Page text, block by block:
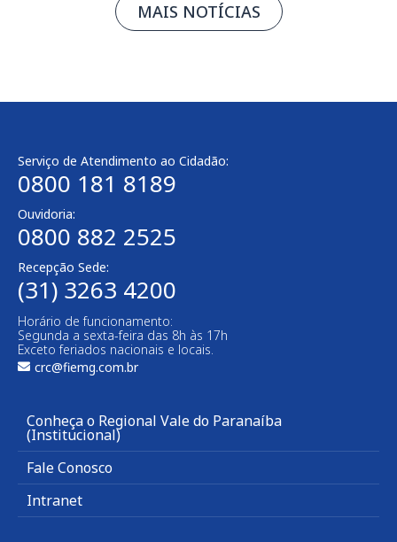
MAIS NOTÍCIAS
Serviço de Atendimento ao Cidadão:
0800 181 8189
Ouvidoria:
0800 882 2525
Recepção Sede:
(31) 3263 4200
Horário de funcionamento:
Segunda a sexta-feira das 8h às 17h
Exceto feriados nacionais e locais.
crc@fiemg.com.br
Conheça o Regional Vale do Paranaíba
(Institucional)
Fale Conosco
Intranet